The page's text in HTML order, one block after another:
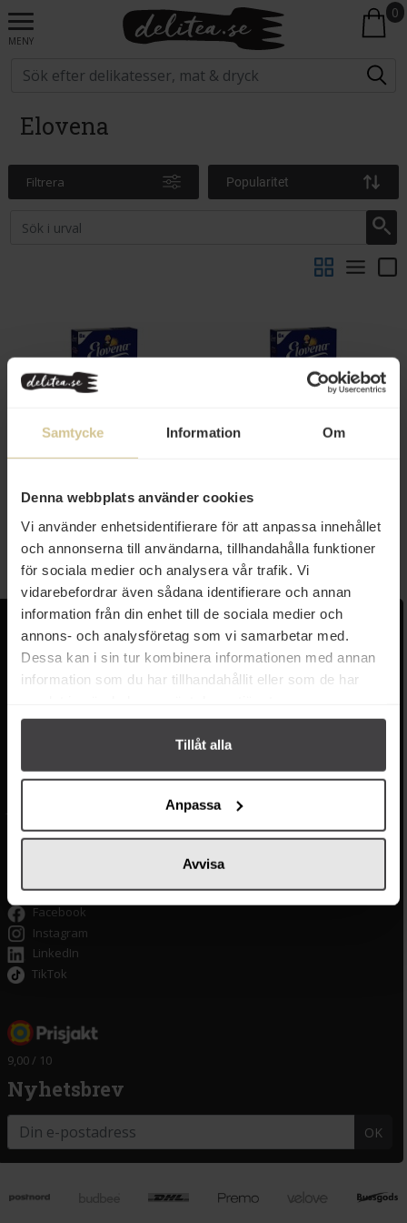
Samtycke Information Om
Denna webbplats använder cookies
Vi använder enhetsidentifierare för att anpassa innehållet
och annonserna till användarna, tillhandahålla funktioner
för sociala medier och analysera vår trafik. Vi
vidarebefordrar även sådana identifierare och annan
information från din enhet till de sociala medier och
annons- och analysföretag som vi samarbetar med.
Dessa kan i sin tur kombinera informationen med annan
information som du har tillhandahållit eller som de har
Tillåt alla
Anpassa
Avvisa
MENY
0
Elovena
Filtrera Popularitet
33 kr
Köp
33 kr
Köp
Kundservice
Kontakta oss
Vanliga frågor
Betalning
Integritetspolicy
Cookieinställningar
Tillgänglighet
Populära länkar
Monin
Lyxkonserver
Kaffe & Te
Oliver
Press /
Om oss
Facebook
Instagram
LinkedIn
TikTok
9,00 / 10
Nyhetsbrev
OK